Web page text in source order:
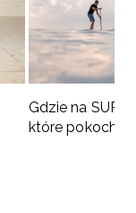
Gdzie na SUP
które